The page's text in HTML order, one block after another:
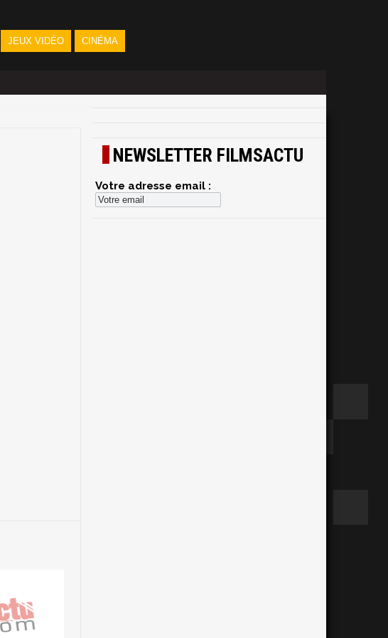
JEUX VIDÉO CINÉMA
NEWSLETTER FILMSACTU
Votre adresse email :